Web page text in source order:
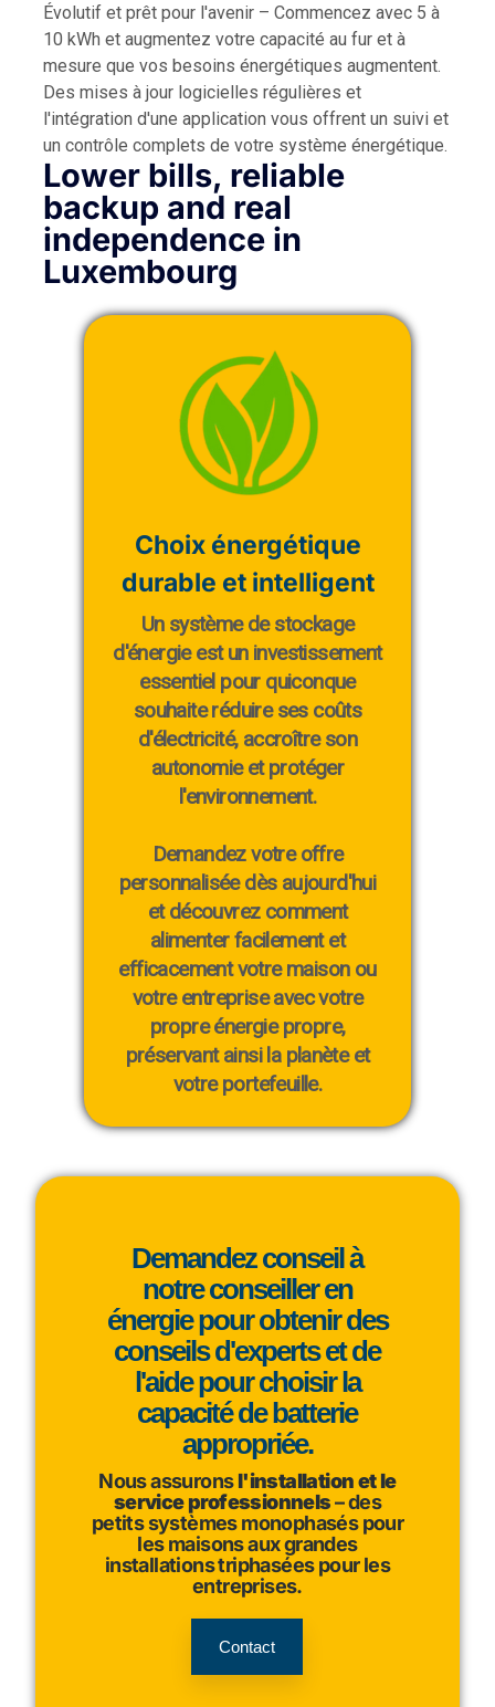
Évolutif et prêt pour l'avenir – Commencez avec 5 à
10 kWh et augmentez votre capacité au fur et à
mesure que vos besoins énergétiques augmentent.
Des mises à jour logicielles régulières et
l'intégration d'une application vous offrent un suivi et
un contrôle complets de votre système énergétique.
Lower bills, reliable
backup and real
independence in
Luxembourg
Choix énergétique
durable et intelligent
Un système de stockage
d'énergie est un investissement
essentiel pour quiconque
souhaite réduire ses coûts
d'électricité, accroître son
autonomie et protéger
l'environnement.
Demandez votre offre
personnalisée dès aujourd'hui
et découvrez comment
alimenter facilement et
efficacement votre maison ou
votre entreprise avec votre
propre énergie propre,
préservant ainsi la planète et
votre portefeuille.
Demandez conseil à
notre conseiller en
énergie pour obtenir des
conseils d'experts et de
l'aide pour choisir la
capacité de batterie
appropriée.
Nous assuronsl'installation et le
service professionnels– des
petits systèmes monophasés pour
les maisons aux grandes
installations triphasées pour les
entreprises.
Contact